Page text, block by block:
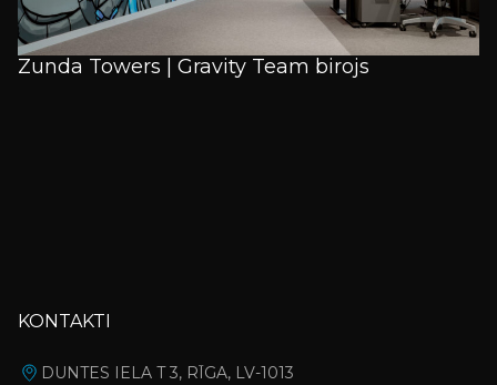
Zunda Towers | Gravity Team birojs
KONTAKTI
DUNTES IELA T 3, RĪGA, LV-1013